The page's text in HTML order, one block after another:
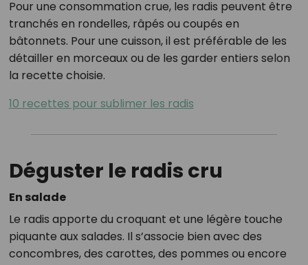
Pour une consommation crue, les radis peuvent être
tranchés en rondelles, râpés ou coupés en
bâtonnets. Pour une cuisson, il est préférable de les
détailler en morceaux ou de les garder entiers selon
la recette choisie.
10 recettes pour sublimer les radis
Déguster le radis cru
En salade
Le radis apporte du croquant et une légère touche
piquante aux salades. Il s’associe bien avec des
concombres, des carottes, des pommes ou encore